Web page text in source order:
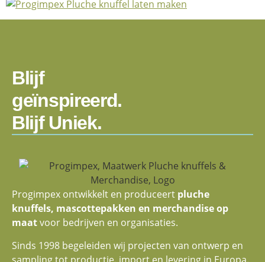
Blijf
geïnspireerd.
Blijf Uniek.
Progimpex ontwikkelt en produceert pluche
knuffels, mascottepakken en merchandise op
maatvoor bedrijven en organisaties.
Sinds 1998 begeleiden wij projecten van ontwerp en